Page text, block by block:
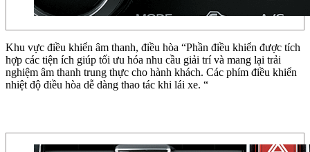
Khu vực điều khiển âm thanh, điều hòa “Phần điều khiển được tích
hợp các tiện ích giúp tối ưu hóa nhu cầu giải trí và mang lại trải
nghiệm âm thanh trung thực cho hành khách. Các phím điều khiển
nhiệt độ điều hòa dễ dàng thao tác khi lái xe. “